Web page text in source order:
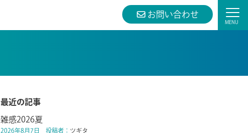
お問い合わせ
最近の記事
雑感2026夏
2026年8月7日 投稿者： ツギタ